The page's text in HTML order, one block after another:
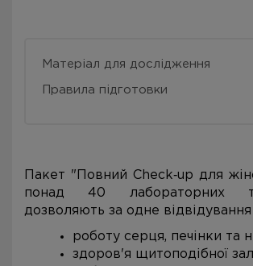
Матеріал для дослідження
Правила підготовки
Пакет "Повний Check‑up для
понад 40 лабораторних
дозволяють за одне відвідування
роботу серця, печінки та
здоров'я щитоподібної